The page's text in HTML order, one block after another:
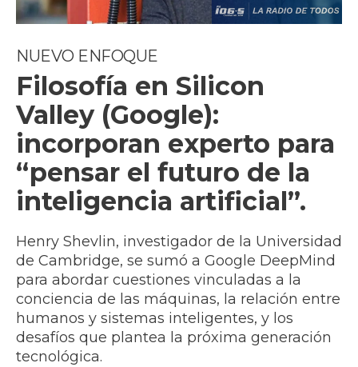
NUEVO ENFOQUE
Filosofía en Silicon
Valley (Google):
incorporan experto para
“pensar el futuro de la
inteligencia artificial”.
Henry Shevlin, investigador de la Universidad
de Cambridge, se sumó a Google DeepMind
para abordar cuestiones vinculadas a la
conciencia de las máquinas, la relación entre
humanos y sistemas inteligentes, y los
desafíos que plantea la próxima generación
tecnológica.